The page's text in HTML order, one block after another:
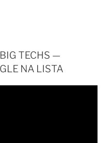
TECHS —
NA LISTA